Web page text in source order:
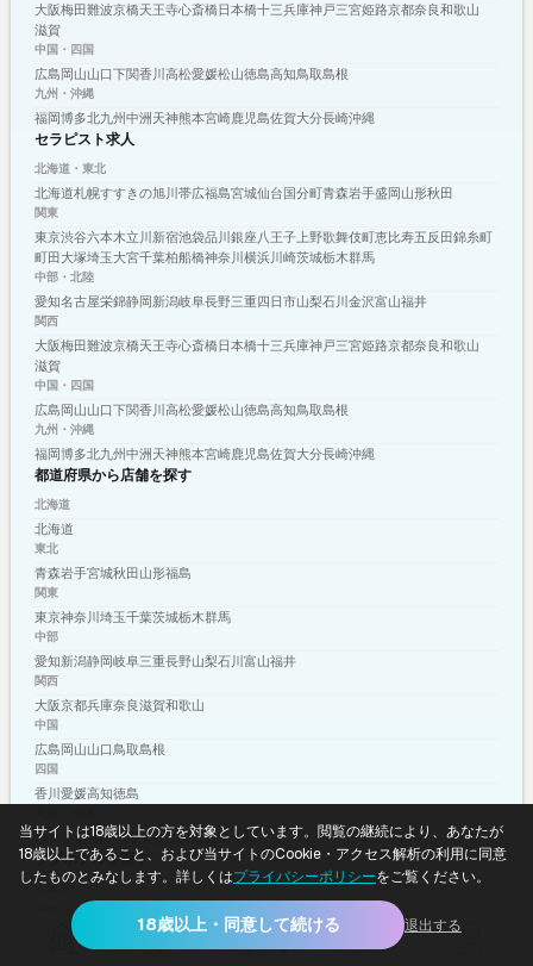
大阪梅田難波京橋天王寺心斎橋日本橋十三兵庫神戸三宮姫路京都奈良和歌山
滋賀
中国・四国
広島 岡山山口下関香川 高松愛媛松山徳島高知鳥取島根
九州・沖縄
福岡博多北九州中洲 天神熊本宮崎鹿児島佐賀大分長崎沖縄
セラピスト求人
北海道・東北
北海道札幌すすきの旭川 帯広福島宮城仙台 国分町青森岩手盛岡山形秋田
関東
東京渋谷六本木立川 新宿池袋品川 銀座八王子上野歌舞伎町恵比寿五反田錦糸町
町田大塚埼玉大宮千葉柏船橋神奈川 横浜川崎茨城栃木群馬
中部・北陸
愛知名古屋栄錦静岡新潟岐阜長野三重四日市山梨石川 金沢富山福井
関西
大阪梅田難波京橋天王寺心斎橋日本橋十三兵庫神戸三宮姫路京都奈良和歌山
滋賀
中国・四国
広島 岡山山口下関香川 高松愛媛松山徳島高知鳥取島根
九州・沖縄
福岡博多北九州中洲 天神熊本宮崎鹿児島佐賀大分長崎沖縄
都道府県から店舗を探す
北海道
北海道
東北
青森岩手宮城秋田 山形福島
関東
東京神奈川 埼玉千葉茨城栃木群馬
中部
愛知新潟静岡岐阜三重長野山梨石川 富山福井
関西
大阪京都兵庫奈良滋賀和歌山
中国
広島 岡山山口鳥取島根
四国
香川 愛媛高知徳島
福岡 佐賀長崎熊本大分宮崎鹿児島 沖縄
ラブホテルを探す
北海道
北海道
女風とは 店舗検索 体験談レポ
当サイトは18歳以上の方を対象としています。閲覧の継続により、あなたが
18歳以上であること、および当サイトのCookie・アクセス解析の利用に同意
したものとみなします。詳しくはプライバシーポリシーをご覧ください。
18歳以上・同意して続ける 退出する